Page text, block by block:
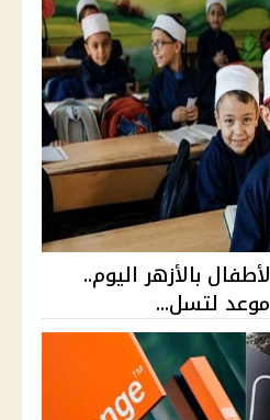
بالأزهر اليوم..
موعد لتسل...